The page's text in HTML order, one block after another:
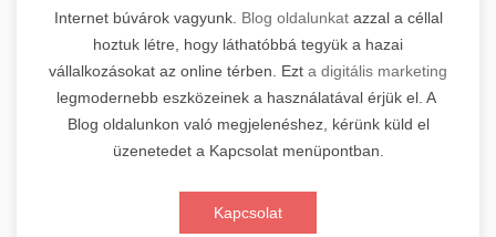
Internet búvárok vagyunk. Blog oldalunkatazzal a céllal
hoztuk létre, hogy láthatóbbá tegyük a hazai
vállalkozásokat az online térben. Ezt a digitális marketing
legmodernebb eszközeinek a használatával érjük el. A
Blog oldalunkon való megjelenéshez, kérünk küld el
üzenetedet a Kapcsolat menüpontban.
Kapcsolat